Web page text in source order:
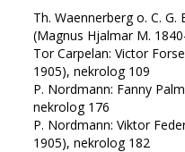
Th. Waennerberg o. C.
(Magnus Hjalmar M.
Tor Carpelan: Victor
1905), nekrolog 109
P. Nordmann: Fanny
nekrolog 176
P. Nordmann: Viktor
1905), nekrolog 182